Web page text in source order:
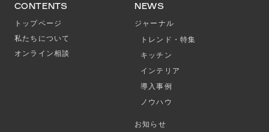
CONTENTS
トップページ
私たちについて
オンライン相談
NEWS
ジャーナル
トレンド・特集
キッチン
インテリア
導入事例
ノウハウ
お知らせ